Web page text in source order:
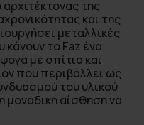
αρχιτέκτονας της
και της
μεταλλικές
το Faz ένα
με σπίτια και
που περιβάλλει ως
του υλικού
μοναδική αίσθηση να